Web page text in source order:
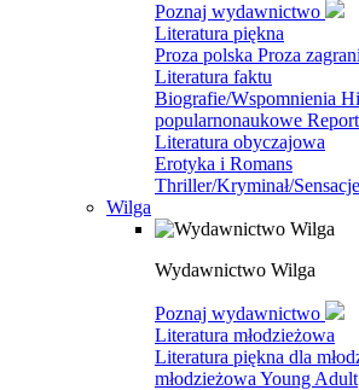
Poznaj wydawnictwo
Literatura piękna
Proza polska Proza
Literatura faktu
Biografie/Wspomnienia
popularnonaukowe
Literatura obyczajowa
Erotyka i Romans
Thriller/Kryminał/Sensacje
Wilga
Wydawnictwo Wilga
Poznaj wydawnictwo
Literatura młodzieżowa
Literatura piękna dla
młodzieżowa Young Adult